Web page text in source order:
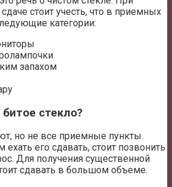
стоит учесть, что в приемных
категории:
запахом
стекло?
но не все приемные пункты.
его сдавать, стоит позвонить
Для получения существенной
сдавать в большом объеме.